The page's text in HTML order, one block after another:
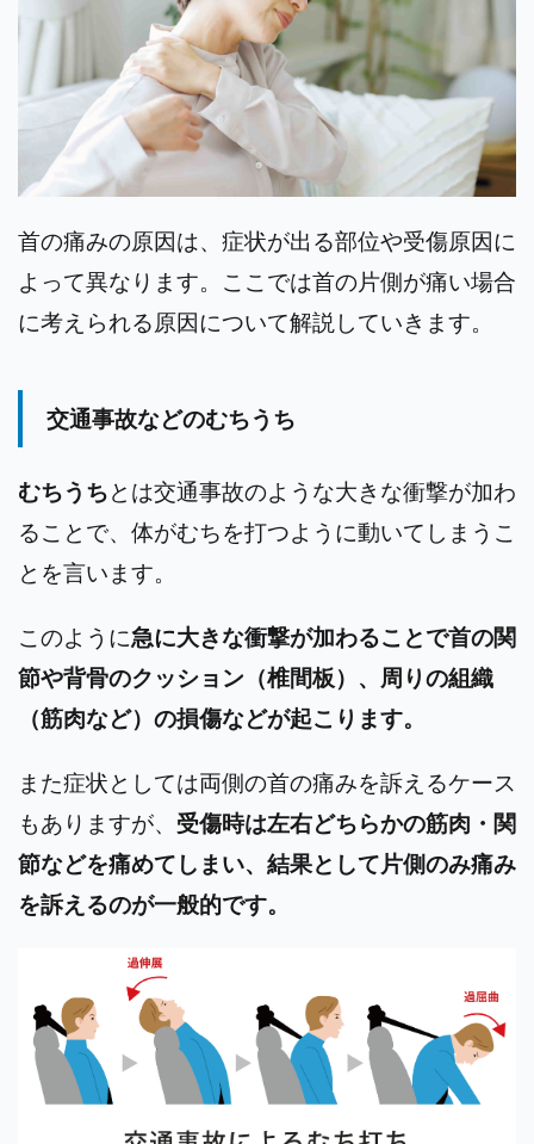
首の痛みの原因は、症状が出る部位や受傷原因に
よって異なります。 ここでは首の片側が痛い場合
に考えられる原因について解説していきます。
交通事故などのむちうち
むちうちとは交通事故のような大きな衝撃が加わ
ることで、体がむちを打つように動いてしまうこ
とを言います。
このように急に大きな衝撃が加わることで首の関
節や背骨のクッション（椎間板）、周りの組織
（筋肉など）の損傷などが起こります。
また症状としては両側の首の痛みを訴えるケース
もありますが、 受傷時は左右どちらかの筋肉・関
節などを痛めてしまい、結果として片側のみ痛み
を訴えるのが一般的です。